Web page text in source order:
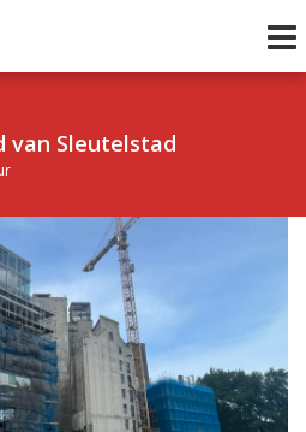
van Sleutelstad
uur 1 van 0